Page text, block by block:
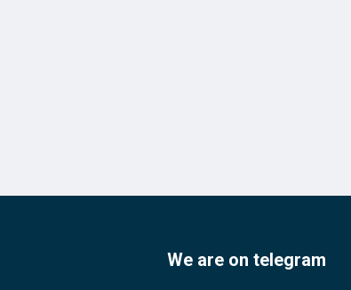
We are on telegram